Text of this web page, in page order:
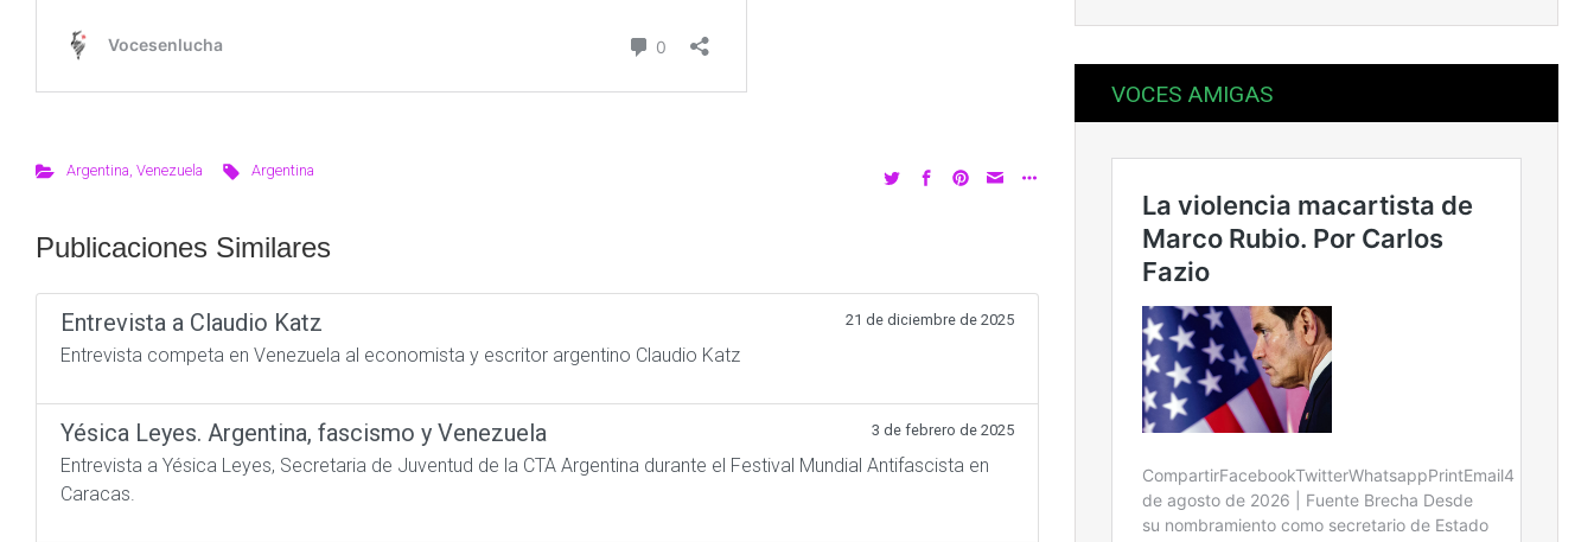
Argentina, Venezuela Argentina
Publicaciones Similares
Entrevista a Claudio Katz 21 de diciembre de 2025
Entrevista competa en Venezuela al economista y escritor argentino Claudio Katz
Yésica Leyes. Argentina, fascismo y Venezuela 3 de febrero de 2025
Entrevista a Yésica Leyes, Secretaria de Juventud de la CTA Argentina durante el Festival Mundial Antifascista en
Caracas.
VOCES AMIGAS